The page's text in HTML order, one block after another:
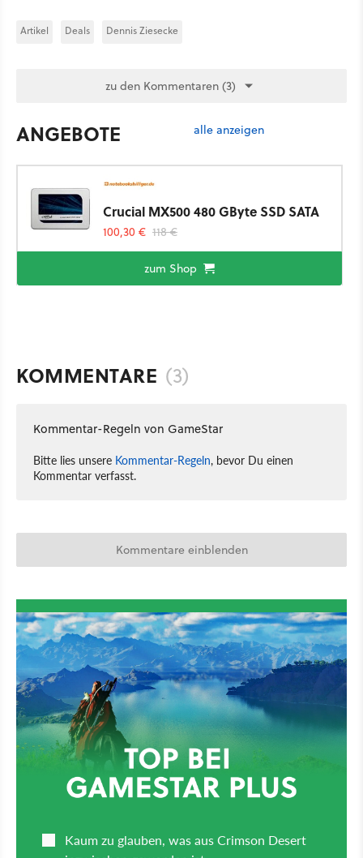
Artikel Deals Dennis Ziesecke
zu den Kommentaren (3)
ANGEBOTE alle anzeigen
Crucial MX500 480 GByte SSD SATA
100,30 € 118 €
zum Shop
KOMMENTARE (3)
Kommentar-Regeln von GameStar
Bitte lies unsere Kommentar-Regeln, bevor Du einen
Kommentar verfasst.
Kommentare einblenden